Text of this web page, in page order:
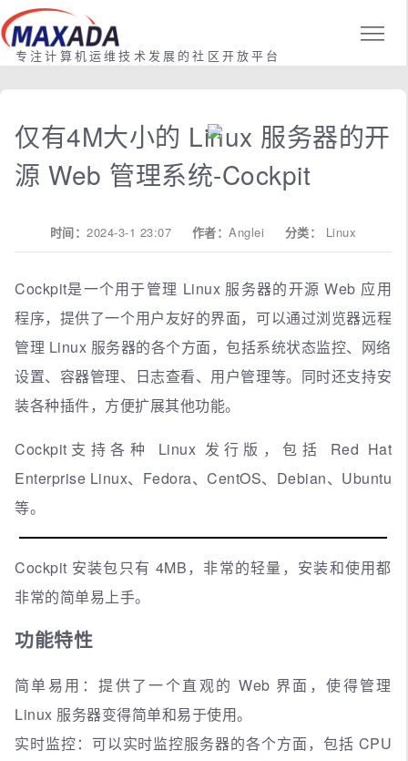
专注计算机运维技术发展的社区开放平台
仅有4M大小的 Linux 服务器的开
源 Web 管理系统-Cockpit
时间：2024-3-1 23:07 作者：Anglei 分类： Linux
Cockpit是一个用于管理 Linux 服务器的开源 Web 应用
程序，提供了一个用户友好的界面，可以通过浏览器远程
管理 Linux 服务器的各个方面，包括系统状态监控、网络
设置、容器管理、日志查看、用户管理等。同时还支持安
装各种插件，方便扩展其他功能。
Cockpit支持各种 Linux 发行版，包括 Red Hat
Enterprise Linux、Fedora、CentOS、Debian、Ubuntu
等。
Cockpit 安装包只有 4MB，非常的轻量，安装和使用都
非常的简单易上手。
功能特性
简单易用：提供了一个直观的 Web 界面，使得管理
Linux 服务器变得简单和易于使用。
实时监控：可以实时监控服务器的各个方面，包括 CPU